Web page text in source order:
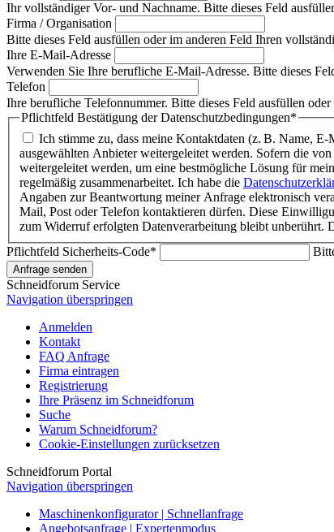
Ihr vollständiger Vor- und Nachname. Bitte dieses Feld
Firma / Organisation
Bitte dieses Feld ausfüllen oder im anderen Feld Ihren
Ihre E-Mail-Adresse
Verwenden Sie Ihre berufliche E-Mail-Adresse. Bitte dieses
Telefon
Ihre berufliche Telefonnummer. Bitte dieses Feld ausfüllen
Pflichtfeld Bestätigung der Datenschutzbedingungen*
Ich stimme zu, dass meine Kontaktdaten (z. B. Name,
ausgewählten Anbieter weitergeleitet werden. Sofern die
weitergeleitet werden, um eine bestmögliche Lösung für
regelmäßig zusammenarbeitet. Ich habe die
Angaben zur Beantwortung meiner Anfrage elektronisch
Mail, Post oder Telefon kontaktieren dürfen. Diese
zum Widerruf erfolgten Datenverarbeitung bleibt unberührt.
Pflichtfeld Sicherheits-Code*
Anfrage senden
Schneidforum Service
Navigation überspringen
Anmelden
Kontakt
FAQ Anfrage
Firma eintragen
Registrierung
Ihre Präsenz im Schneidforum
Suche
Warum Schneidforum?
Cookie-Einstellungen zurücksetzen
Schneidforum Portal
Navigation überspringen
Maschinenkonfigurator | Schnellanfrage
Angebotsanfrage | Expertenmodus